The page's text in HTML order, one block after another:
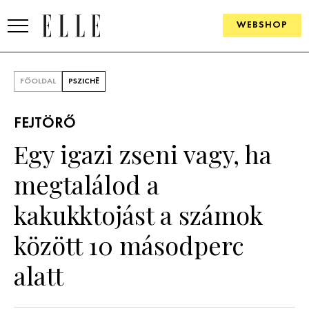
WEBSHOP
SZÉPSÉG
KULTÚRA
PSZICHÉ
ÉLETMÓD
FŐOLDAL PSZICHÉ
FEJTÖRŐ
Egy igazi zseni vagy, ha
megtalálod a
kakukktojást a számok
között 10 másodperc
alatt